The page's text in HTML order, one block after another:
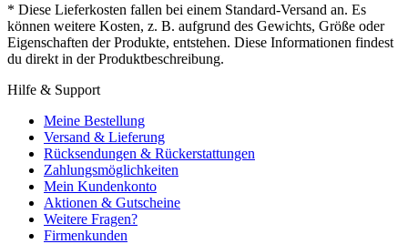
* Diese Lieferkosten fallen bei einem Standard-Versand an. Es
können weitere Kosten, z. B. aufgrund des Gewichts, Größe oder
Eigenschaften der Produkte, entstehen. Diese Informationen findest
du direkt in der Produktbeschreibung.
Hilfe & Support
Meine Bestellung
Versand & Lieferung
Rücksendungen & Rückerstattungen
Zahlungsmöglichkeiten
Mein Kundenkonto
Aktionen & Gutscheine
Weitere Fragen?
Firmenkunden